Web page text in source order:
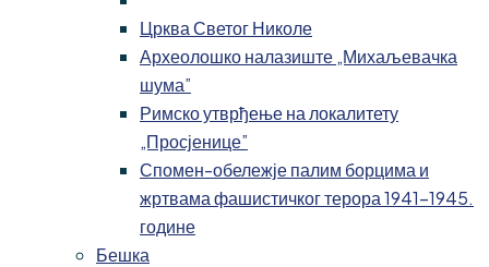
Црква Светог Николе
Археолошко налазиште „Михаљевачка
шума”
Римско утврђење на локалитету
„Просјенице”
Спомен-обележје палим борцима и
жртвама фашистичког терора 1941-1945.
године
Бешка